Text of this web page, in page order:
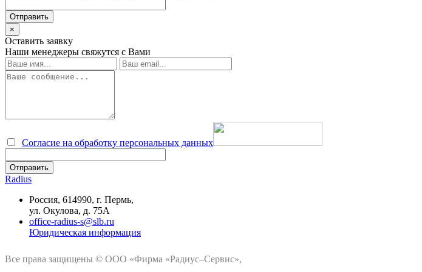
×
Оставить заявку
Наши менеджеры свяжутся с Вами
Согласие на обработку персональных данных
Radius
Россия, 614990, г. Пермь,
ул. Окулова, д. 75А
office-radius-s@slb.ru
Юридическая информация
Все права защищены © ООО «Фирма «Радиус–Сервис»,